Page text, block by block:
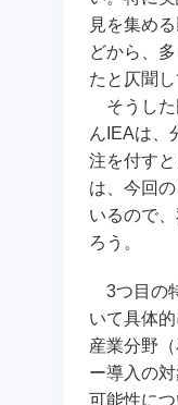
見を集め
どから、
たと仄聞し
そうした
んIEAは、
注を付す
は、今回
いるので
ろう。
3つ目の
いて具体
産業分野
ー導入の
可能性に